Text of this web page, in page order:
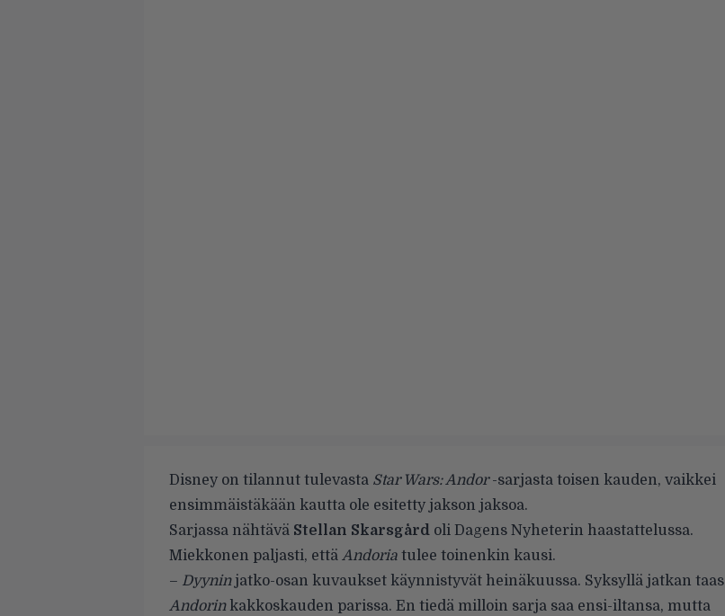
Disney on tilannut tulevasta Star Wars: Andor-sarjasta toisen kauden, vaikkei
ensimmäistäkään kautta ole esitetty jakson jaksoa.
Sarjassa nähtävä Stellan Skarsgård oli Dagens Nyheterin haastattelussa.
Miekkonen paljasti, että Andoria tulee toinenkin kausi.
– Dyyninjatko-osan kuvaukset käynnistyvät heinäkuussa. Syksyllä jatkan taas
Andorinkakkoskauden parissa. En tiedä milloin sarja saa ensi-iltansa, mutta